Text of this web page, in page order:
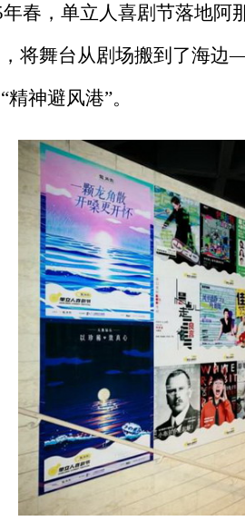
年春，单立人喜剧节落地阿
将舞台从剧场搬到了海
神避风港”。